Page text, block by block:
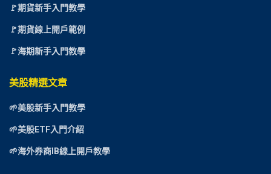
🚩期貨新手入門教學
🚩期貨線上開戶範例
🚩海期新手入門教學
美股精選文章
🌱美股新手入門教學
🌱美股ETF入門介紹
🌱海外券商IB線上開戶教學